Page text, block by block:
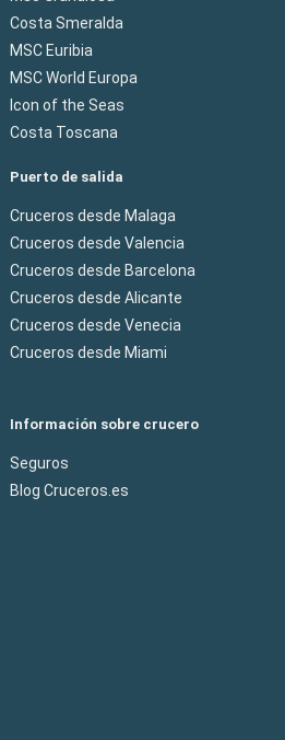
Costa Smeralda
MSC Euribia
MSC World Europa
Icon of the Seas
Costa Toscana
Puerto de salida
Cruceros desde Malaga
Cruceros desde Valencia
Cruceros desde Barcelona
Cruceros desde Alicante
Cruceros desde Venecia
Cruceros desde Miami
Información sobre crucero
Seguros
Blog Cruceros.es